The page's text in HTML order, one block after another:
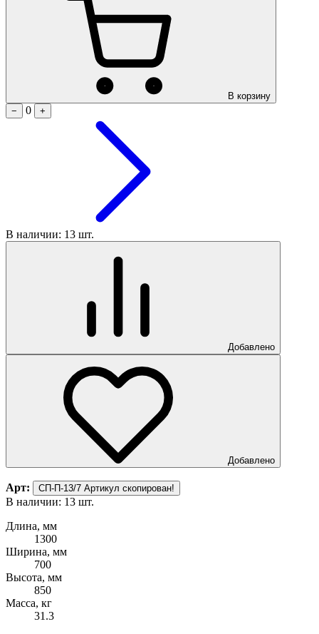
В корзину
−
0 +
В наличии: 13 шт.
Добавлено
Добавлено
Арт: СП-П-13/7 Артикул скопирован!
В наличии: 13 шт.
Длина, мм
1300
Ширина, мм
700
Высота, мм
850
Масса, кг
31.3